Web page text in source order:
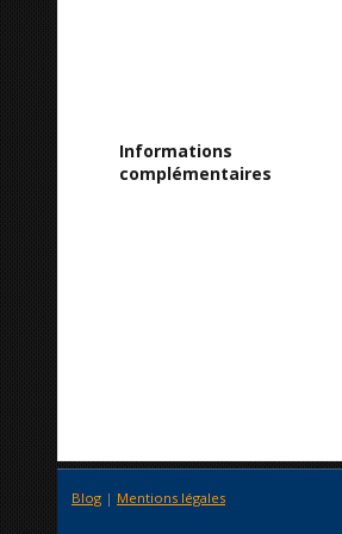
Informations
complémentaires
Blog | Mentions légales